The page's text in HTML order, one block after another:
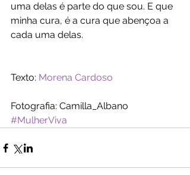
uma delas é parte do que sou. E que
minha cura, é a cura que abençoa a
cada uma delas.
Texto: Morena Cardoso
Fotografia: Camilla_Albano
#MulherViva